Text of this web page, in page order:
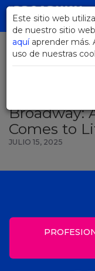
Skip
Main
Content
Exploring
Broadway:
Comes to
JULIO 15, 2025
Este sitio web
de nuestro sitio
aquíaprender más.
uso de nuestras